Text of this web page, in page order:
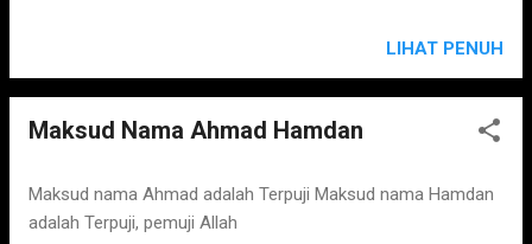
LIHAT PENUH
Maksud Nama Ahmad Hamdan
Maksud nama Ahmad adalah Terpuji Maksud nama Hamdan
adalah Terpuji, pemuji Allah